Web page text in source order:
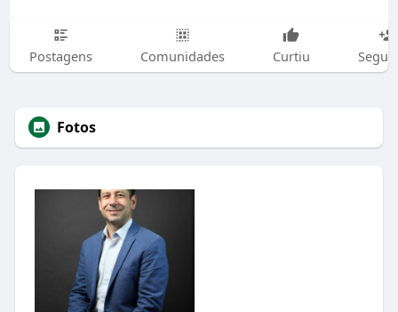
Postagens Comunidades Curtiu
Fotos